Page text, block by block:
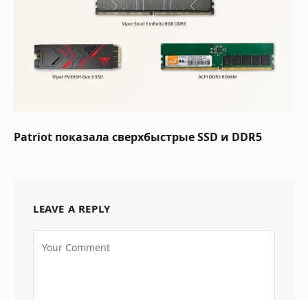
Patriot показала сверхбыстрые SSD и DDR5
LEAVE A REPLY